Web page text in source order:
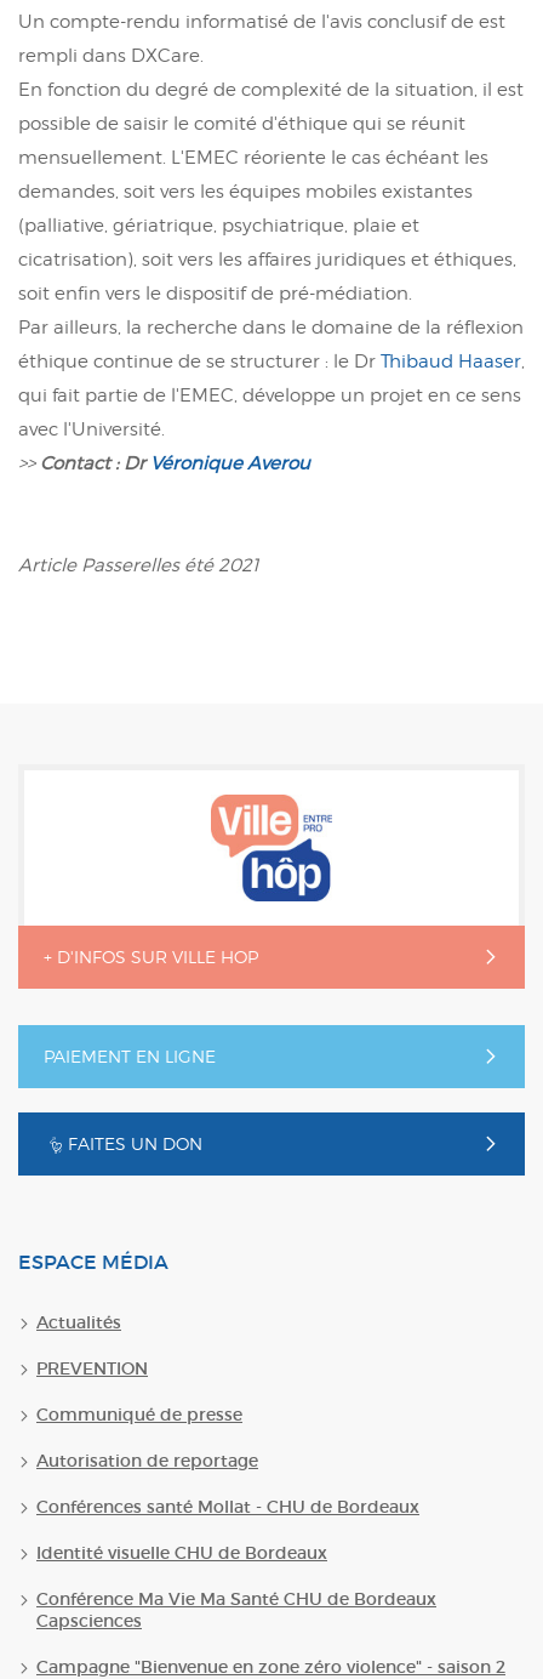
Un compte-rendu informatisé de l'avis conclusif de est
rempli dans DXCare.
En fonction du degré de complexité de la situation, il est
possible de saisir le comité d'éthique qui se réunit
mensuellement. L'EMEC réoriente le cas échéant les
demandes, soit vers les équipes mobiles existantes
(palliative, gériatrique, psychiatrique, plaie et
cicatrisation), soit vers les affaires juridiques et éthiques,
soit enfin vers le dispositif de pré-médiation.
Par ailleurs, la recherche dans le domaine de la réflexion
éthique continue de se structurer : le Dr Thibaud Haaser,
qui fait partie de l'EMEC, développe un projet en ce sens
avec l'Université.
>> Contact : Dr Véronique Averou
Article Passerelles été 2021
+ D'INFOS SUR VILLE HOP
PAIEMENT EN LIGNE
FAITES UN DON
ESPACE MÉDIA
Actualités
PREVENTION
Communiqué de presse
Autorisation de reportage
Conférences santé Mollat - CHU de Bordeaux
Identité visuelle CHU de Bordeaux
Conférence Ma Vie Ma Santé CHU de Bordeaux
Capsciences
Campagne "Bienvenue en zone zéro violence" - saison 2